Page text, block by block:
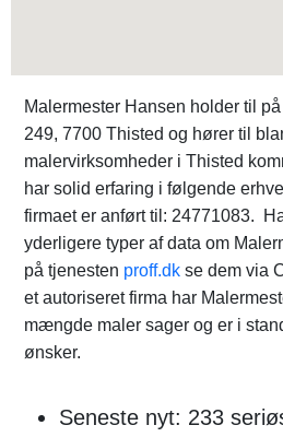
Malermester Hansen holder til
249, 7700 Thisted og hører til
malervirksomheder i Thisted
har solid erfaring i følgende
firmaet er anført til: 24771083.
yderligere typer af data om
på tjenesten proff.dk se dem via
et autoriseret firma har
mængde maler sager og er i
ønsker.
Seneste nyt: 233